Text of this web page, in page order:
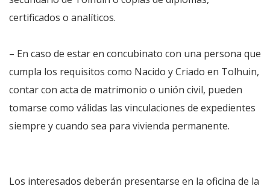
certificados o analíticos.
– En caso de estar en concubinato con una persona que
cumpla los requisitos como Nacido y Criado en Tolhuin,
contar con acta de matrimonio o unión civil, pueden
tomarse como válidas las vinculaciones de expedientes
siempre y cuando sea para vivienda permanente.
Los interesados deberán presentarse en la oficina de la